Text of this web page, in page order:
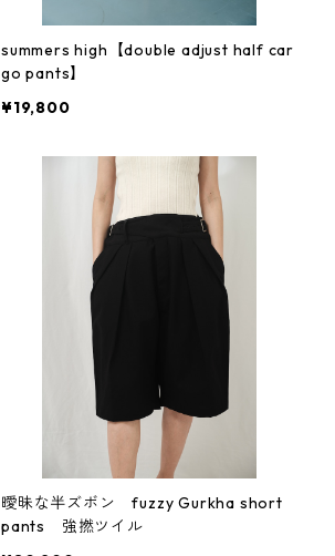
summers high【double adjust half car
go pants】
¥19,800
曖昧な半ズボン fuzzy Gurkha short
pants 強撚ツイル